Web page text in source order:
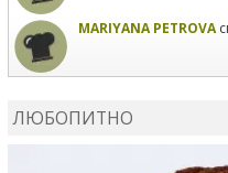
MARIYANA PETROVA
ЛЮБОПИТНО